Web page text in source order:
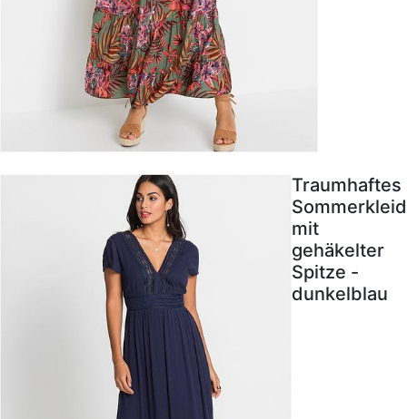
Traumhaftes
Sommerkleid
mit
gehäkelter
Spitze -
dunkelblau